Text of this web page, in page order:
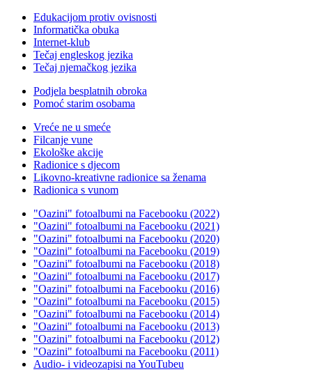
Edukacijom protiv ovisnosti
Informatička obuka
Internet-klub
Tečaj engleskog jezika
Tečaj njemačkog jezika
Podjela besplatnih obroka
Pomoć starim osobama
Vreće ne u smeće
Filcanje vune
Ekološke akcije
Radionice s djecom
Likovno-kreativne radionice sa ženama
Radionica s vunom
"Oazini" fotoalbumi na Facebooku (2022)
"Oazini" fotoalbumi na Facebooku (2021)
"Oazini" fotoalbumi na Facebooku (2020)
"Oazini" fotoalbumi na Facebooku (2019)
"Oazini" fotoalbumi na Facebooku (2018)
"Oazini" fotoalbumi na Facebooku (2017)
"Oazini" fotoalbumi na Facebooku (2016)
"Oazini" fotoalbumi na Facebooku (2015)
"Oazini" fotoalbumi na Facebooku (2014)
"Oazini" fotoalbumi na Facebooku (2013)
"Oazini" fotoalbumi na Facebooku (2012)
"Oazini" fotoalbumi na Facebooku (2011)
Audio- i videozapisi na YouTubeu